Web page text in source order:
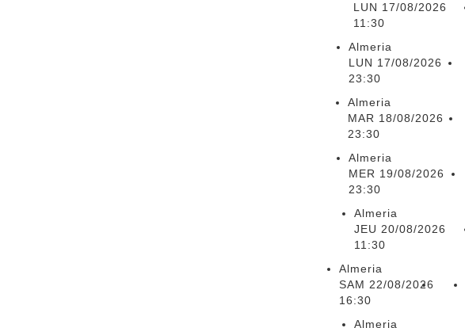
LUN 17/08/2026
11:30
Almeria
LUN 17/08/2026
23:30
Almeria
MAR 18/08/2026
23:30
Almeria
MER 19/08/2026
23:30
Almeria
JEU 20/08/2026
11:30
Almeria
SAM 22/08/2026
16:30
Almeria